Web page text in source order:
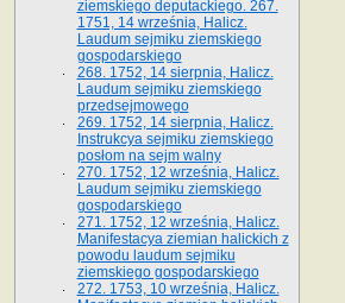
ziemskiego deputackiego. 267.
1751, 14 września, Halicz.
Laudum sejmiku ziemskiego
gospodarskiego
268. 1752, 14 sierpnia, Halicz.
Laudum sejmiku ziemskiego
przedsejmowego
269. 1752, 14 sierpnia, Halicz.
Instrukcya sejmiku ziemskiego
posłom na sejm walny
270. 1752, 12 września, Halicz.
Laudum sejmiku ziemskiego
gospodarskiego
271. 1752, 12 września, Halicz.
Manifestacya ziemian halickich z
powodu laudum sejmiku
ziemskiego gospodarskiego
272. 1753, 10 września, Halicz.